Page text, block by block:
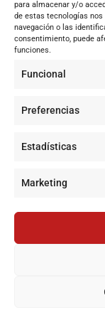
para almacenar y/o
de estas tecnologías
navegación o las
consentimiento, puede
funciones.
Funcional
Preferencias
Estadísticas
Marketing
Internacional
Tecnología
Sociedad
Jujutsu Kaisen: El
Historias de la